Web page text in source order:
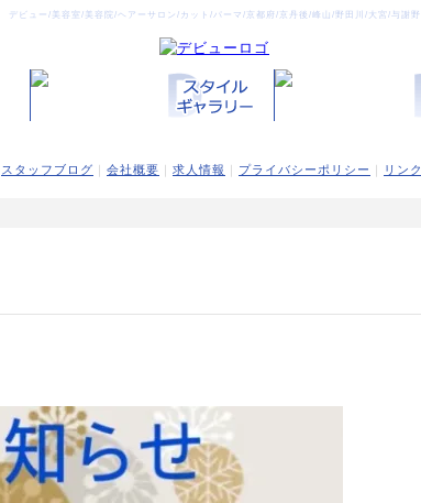
デビュー/美容室/美容院/ヘアーサロン/カット/パーマ/京都府/京丹後/峰山/野田川/大宮/与謝野
スタッフブログ 会社概要 求人情報 プライバシーポリシー リンク